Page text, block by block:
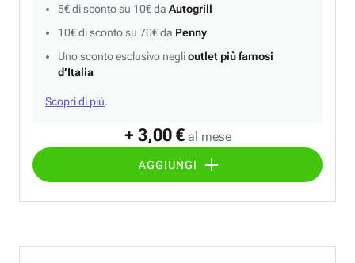
+ 3,00 € al mese
AGGIUNGI
5€ di sconto su 10€ da Autogrill
10€ di sconto su 70€ da Penny
Uno sconto esclusivo neglioutlet più famosi
d’Italia
Scopri di più.